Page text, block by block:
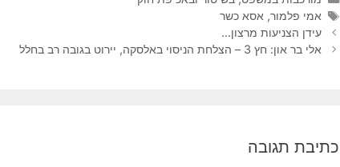
תגיות
אמי פלמור, אסא כשר
עידן הצניעות מרצון…
אלי בר און: חץ 3 – הצלחת הניסוי באלסקה, יירוט בגובה רב בחלל
כתיבת תגובה